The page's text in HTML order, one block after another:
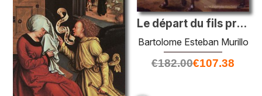
Le départ du fils prodigue
Bartolome Esteban Murillo
€182.00€107.38